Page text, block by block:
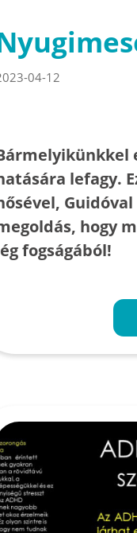
04-12
lefagy.
hogy
fogságából!